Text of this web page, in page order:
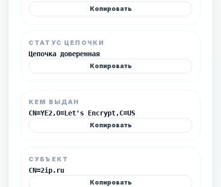
Копировать
СТАТУС ЦЕПОЧКИ
Цепочка доверенная
Копировать
КЕМ ВЫДАН
CN=YE2,O=Let's Encrypt,C=US
Копировать
СУБЪЕКТ
CN=2ip.ru
Копировать